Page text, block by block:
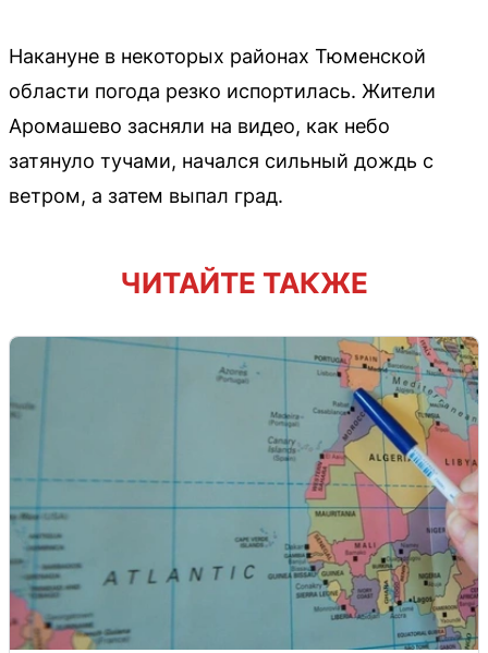
Накануне в некоторых районах Тюменской
области погода резко испортилась. Жители
Аромашево засняли на видео, как небо
затянуло тучами, начался сильный дождь с
ветром, а затем выпал град.
ЧИТАЙТЕ ТАКЖЕ